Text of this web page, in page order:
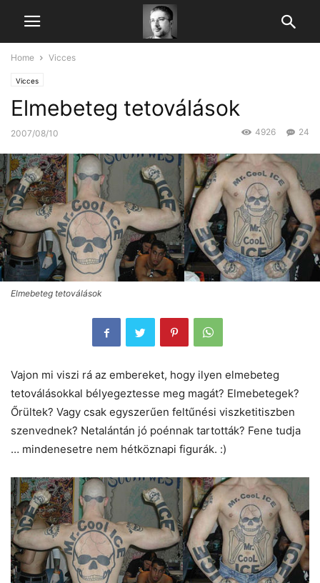
Home Vicces
Vicces
Elmebeteg tetoválások
2007/08/10 24
4926
Elmebeteg tetoválások
Vajon mi viszi rá az embereket, hogy ilyen elmebeteg
tetoválásokkal bélyegeztesse meg magát? Elmebetegek?
Őrültek? Vagy csak egyszerűen feltűnési viszketitiszben
szenvednek? Netalántán jó poénnak tartották? Fene tudja
… mindenesetre nem hétköznapi figurák. :)